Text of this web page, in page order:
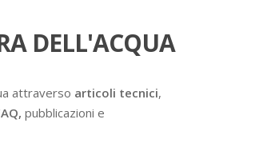
DELL'ACQUA
attraverso articoli tecnici,
pubblicazioni e